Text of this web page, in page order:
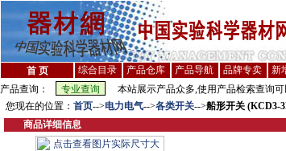
首 页 综合目录 产品仓库 产品导航 品牌专卖 新
产品查询：
本站展示产品众多,使用产品检索查询
您现在的位置： 首页-->电力电气-->各类开关-->船形开关 (KCD3-
商品详细信息